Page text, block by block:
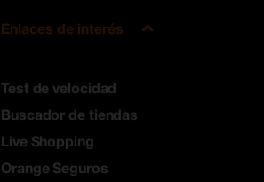
Enlaces de interés
Test de velocidad
Buscador de tiendas
Live Shopping
Orange Seguros